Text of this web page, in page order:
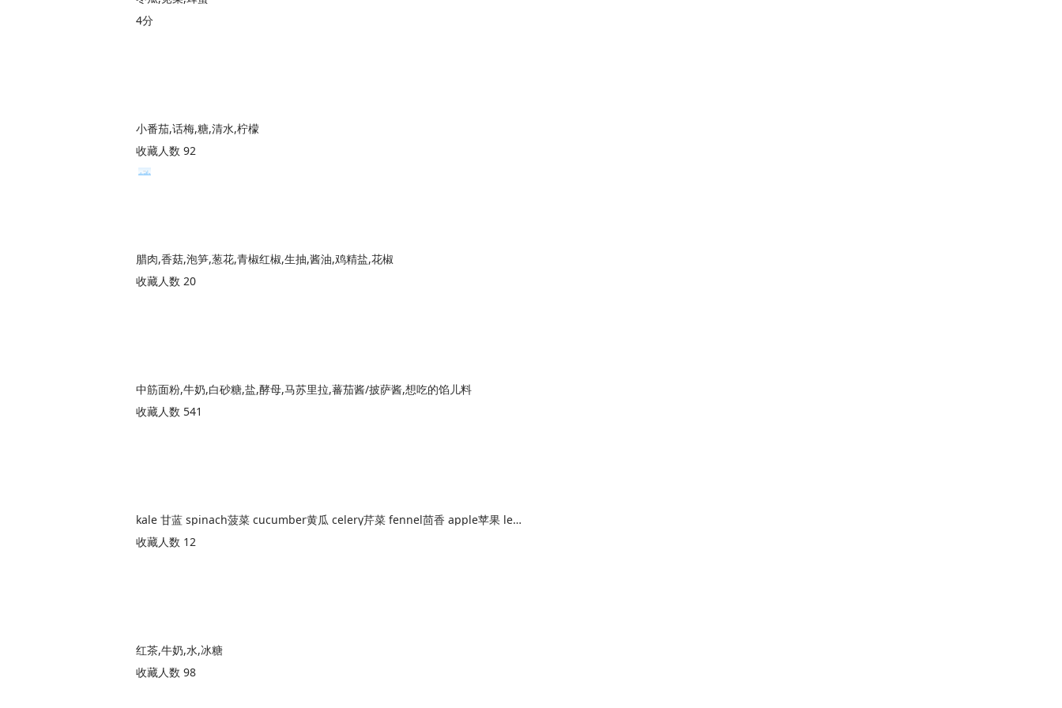
4分
小番茄,话梅,糖,清水,柠檬
收藏人数 92
腊肉,香菇,泡笋,葱花,青椒红椒,生抽,酱油,鸡精盐,花椒
收藏人数 20
中筋面粉,牛奶,白砂糖,盐,酵母,马苏里拉,蕃茄酱/披萨酱,想吃的馅儿料
收藏人数 541
kale 甘蓝 spinach菠菜 cucumber黄瓜 celery芹菜 fennel茴香 apple苹果 lemon柠檬 probiotic floracor 益生菌,apple苹果 carrots胡萝卜 beets甜菜根 grapefruit葡萄柚 lemon柠檬 ginger姜,apple苹果 carrots胡萝卜 beets甜菜根 grapefruit葡萄柚 lemon柠檬 ginger姜 pineapple 菠萝 orange 柳橙 apple苹果 mint 薄荷 lemon柠檬,cucumber黄瓜 pear 雪梨 celery芹菜 kale 甘蓝 spinach菠菜 parsley 西洋芹 lemon柠檬 spirulina螺旋藻,orange 柳橙 grapefruit葡萄柚 lemon柠檬 lemongrass香茅草,matcha 抹茶 cashew 腰果 agave 龙舌兰 dates 红枣
收藏人数 12
红茶,牛奶,水,冰糖
收藏人数 98